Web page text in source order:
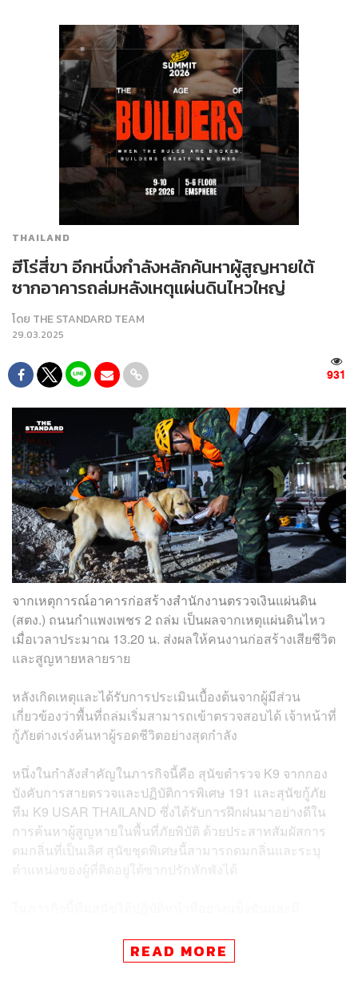
THAILAND
ฮีโร่สี่ขา อีกหนึ่งกำลังหลักค้นหาผู้สูญหายใต้
ซากอาคารถล่มหลังเหตุแผ่นดินไหวใหญ่
โดย THE STANDARD TEAM
29.03.2025
931
จากเหตุการณ์อาคารก่อสร้างสำนักงานตรวจเงินแผ่นดิน
(สตง.) ถนนกำแพงเพชร 2 ถล่ม เป็นผลจากเหตุแผ่นดินไหว
เมื่อเวลาประมาณ 13.20 น. ส่งผลให้คนงานก่อสร้างเสียชีวิต
และสูญหายหลายราย
หลังเกิดเหตุและได้รับการประเมินเบื้องต้นจากผู้มีส่วน
เกี่ยวข้องว่าพื้นที่ถล่มเริ่มสามารถเข้าตรวจสอบได้ เจ้าหน้าที่
กู้ภัยต่างเร่งค้นหาผู้รอดชีวิตอย่างสุดกำลัง
หนึ่งในกำลังสำคัญในภารกิจนี้คือ สุนัขตำรวจ K9 จากกอง
บังคับการสายตรวจและปฏิบัติการพิเศษ 191 และสุนัขกู้ภัย
ทีม K9 USAR THAILAND ซึ่งได้รับการฝึกฝนมาอย่างดีใน
การค้นหาผู้สูญหายในพื้นที่ภัยพิบัติ ด้วยประสาทสัมผัสการ
ดมกลิ่นที่เป็นเลิศ สุนัขชุดพิเศษนี้สามารถดมกลิ่นและระบุ
ตำแหน่งของผู้ที่ติดอยู่ใต้ซากปรักหักพังได้
สูญหายหลายราย ทำให้เจ้าหน้าที่กู้ภัยสามารถเข้าไปช่วย
เหลือได้อย่างรวดเร็ว
READ MORE